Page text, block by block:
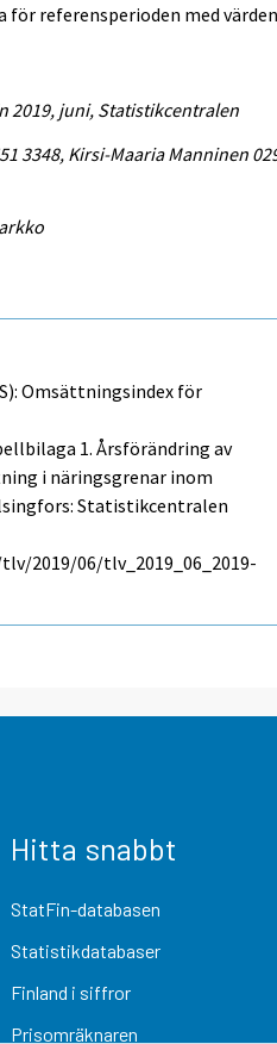
för referensperioden med
2019, juni, Statistikcentralen
3348, Kirsi-Maaria Manninen
Omsättningsindex för
1. Årsförändring av
i näringsgrenar inom
Statistikcentralen
2019/06/tlv_2019_06_2019-
Hitta snabbt
StatFin-databasen
Statistikdatabaser
Finland i siffror
Prisomräknaren